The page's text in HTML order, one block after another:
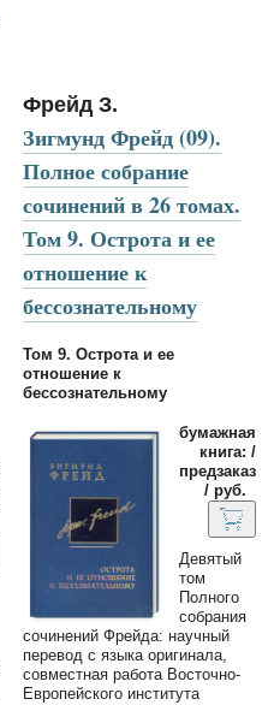
Фрейд З.
Зигмунд Фрейд (09).
Полное собрание
сочинений в 26 томах.
Том 9. Острота и ее
отношение к
бессознательному
Том 9. Острота и ее
отношение к
бессознательному
бумажная
книга: /
предзаказ
/ руб.
Девятый
том
Полного
собрания
сочинений Фрейда: научный
перевод с языка оригинала,
совместная работа Восточно-
Европейского института